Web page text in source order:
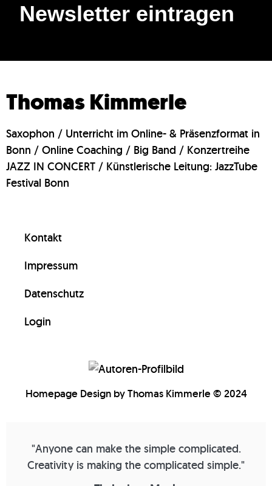
Newsletter eintragen
Thomas Kimmerle
Saxophon / Unterricht im Online- & Präsenzformat in
Bonn / Online Coaching / Big Band / Konzertreihe
JAZZ IN CONCERT / Künstlerische Leitung: JazzTube
Festival Bonn
Kontakt
Impressum
Datenschutz
Login
Homepage Design by Thomas Kimmerle © 2024
"Anyone can make the simple complicated.
Creativity is making the complicated simple."